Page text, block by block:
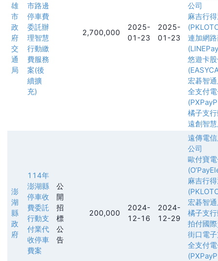
雄
市
政
府
交
通
局
市路邊
停車費
委託辦
理智慧
行動繳
費服務
案(後
續擴
充)
2,700,000
2025-
01-23
2025-
01-23
公司
麻吉行
連加網
悠遊卡
宏碁智
全支付
橘子支
遠創智
澎
湖
縣
政
府
114年
澎湖縣
停車收
費委託
行動支
付業代
收停車
費案
公
開
招
標
公
告
200,000
2024-
12-16
2024-
12-29
遠傳電
公司
歐付寶
麻吉行
宏碁智
橘子支
拍付國
街口電
全支付